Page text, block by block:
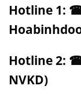
Hotline 1: ☎
Hotline 2: ☎
NVKD)